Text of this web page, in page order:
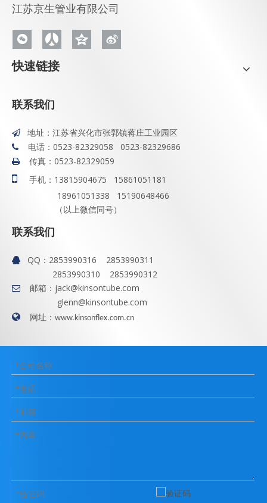
江苏京生管业有限公司
快速链接
联系我们
 地址：江苏省兴化市张郭镇蒋庄工业园区
 电话：0523-82329058 0523-82329686
 传真：0523-82329059

手机：13815904675 15861051181
18961051338 15190648466
（以上微信同号）
联系我们
 QQ： 2853990316 2853990311
2853990310 2853990312
 邮箱： jack@kinsontube.com
glenn@kinsontube.com
 网址： www.kinsonflex.com.cn